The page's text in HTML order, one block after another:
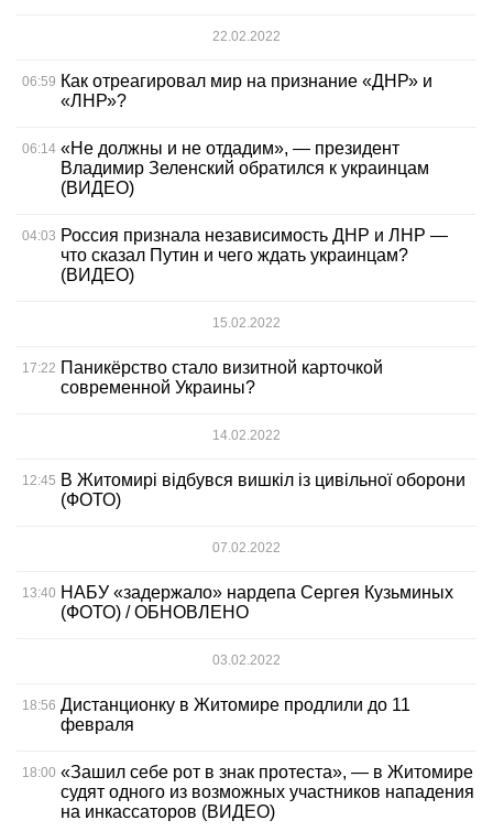
22.02.2022
06:59 Как отреагировал мир на признание «ДНР» и
«ЛНР»?
06:14 «Не должны и не отдадим», — президент
Владимир Зеленский обратился к украинцам
(ВИДЕО)
04:03 Россия признала независимость ДНР и ЛНР —
что сказал Путин и чего ждать украинцам?
(ВИДЕО)
15.02.2022
17:22 Паникёрство стало визитной карточкой
современной Украины?
14.02.2022
12:45 В Житомирі відбувся вишкіл із цивільної оборони
(ФОТО)
07.02.2022
13:40 НАБУ «задержало» нардепа Сергея Кузьминых
(ФОТО) / ОБНОВЛЕНО
03.02.2022
18:56 Дистанционку в Житомире продлили до 11
февраля
18:00 «Зашил себе рот в знак протеста», — в Житомире
судят одного из возможных участников нападения
на инкассаторов (ВИДЕО)